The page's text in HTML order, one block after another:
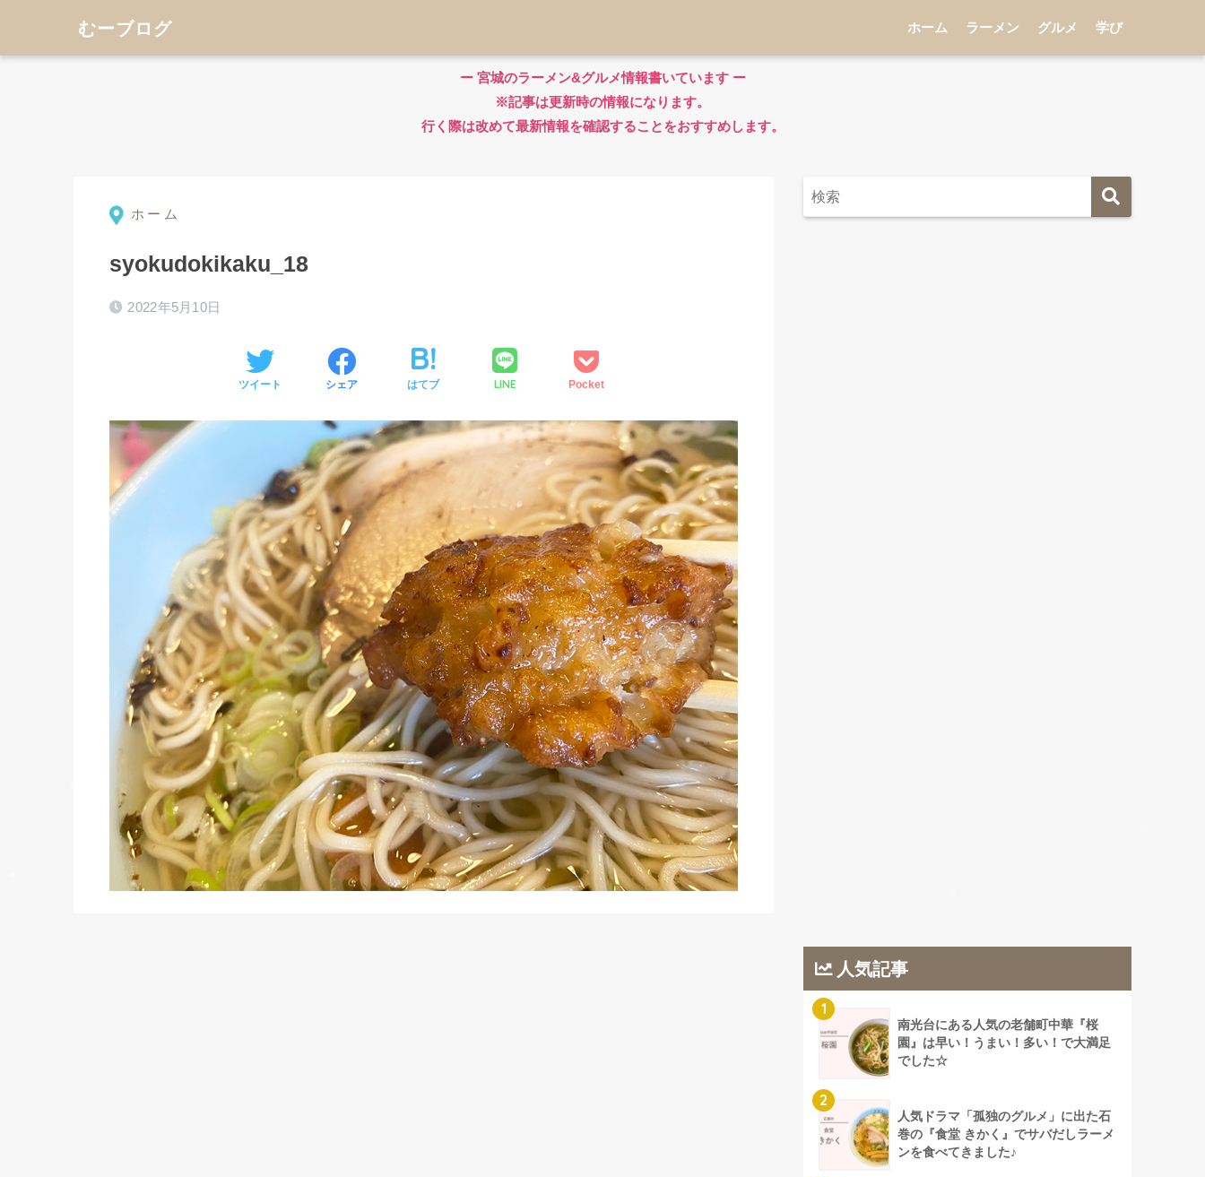
むーブログ ホーム ラーメン グルメ 学び
ー 宮城のラーメン&グルメ情報書いています ー
※記事は更新時の情報になります。
行く際は改めて最新情報を確認することをおすすめします。
ホーム
syokudokikaku_18
2022年5月10日
ツイート シェア はてブ LINE Pocket
人気記事
1
南光台にある人気の老舗町中華『桜
園』は早い！うまい！多い！で大満足
でした☆
2
人気ドラマ「孤独のグルメ」に出た石
巻の『食堂 きかく』でサバだしラーメ
ンを食べてきました♪